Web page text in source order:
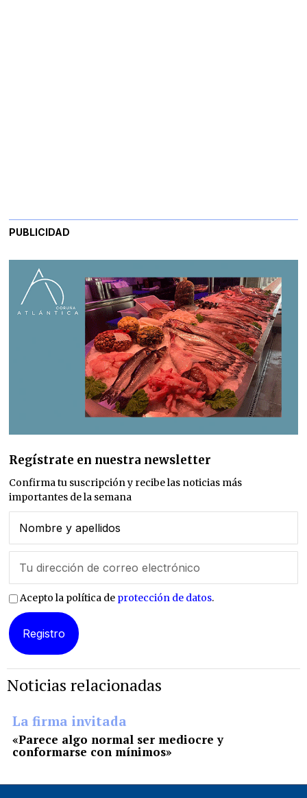
PUBLICIDAD
Regístrate en nuestra newsletter
Confirma tu suscripción y recibe las noticias más
importantes de la semana
Acepto la política de protección de datos.
Noticias relacionadas
La firma invitada
«Parece algo normal ser mediocre y
conformarse con mínimos»